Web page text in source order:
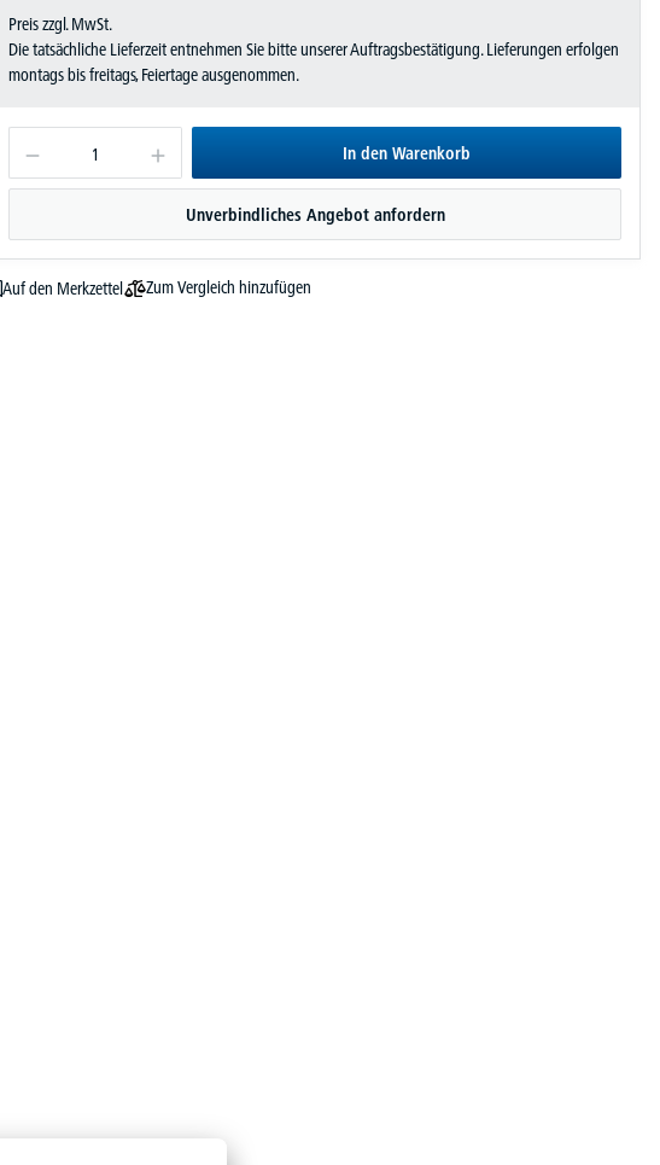
Preis zzgl. MwSt.
Die tatsächliche Lieferzeit entnehmen Sie bitte unserer Auftragsbestätigung. Lieferungen erfolgen
montags bis freitags, Feiertage ausgenommen.
In den Warenkorb
Unverbindliches Angebot anfordern
Auf den Merkzettel
Zum Vergleich hinzufügen